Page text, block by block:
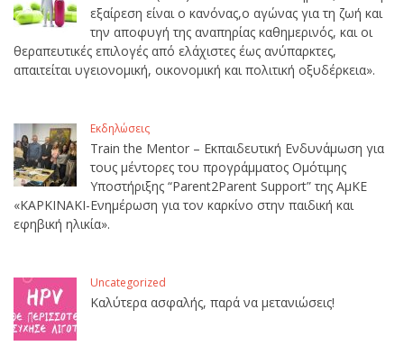
εξαίρεση είναι ο κανόνας,ο αγώνας για τη ζωή και
την αποφυγή της αναπηρίας καθημερινός, και οι
θεραπευτικές επιλογές από ελάχιστες έως ανύπαρκτες,
απαιτείται υγειονομική, οικονομική και πολιτική οξυδέρκεια».
Εκδηλώσεις
Train the Mentor – Εκπαιδευτική Ενδυνάμωση για
τους μέντορες του προγράμματος Ομότιμης
Υποστήριξης “Parent2Parent Support” της ΑμΚΕ
«ΚΑΡΚΙΝΑΚΙ-Ενημέρωση για τον καρκίνο στην παιδική και
εφηβική ηλικία».
Uncategorized
Καλύτερα ασφαλής, παρά να μετανιώσεις!